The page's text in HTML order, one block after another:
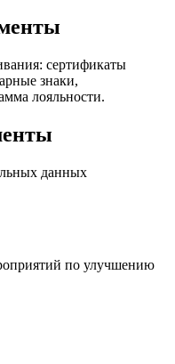
сертификаты
знаки,
лояльности.
данных
по улучшению